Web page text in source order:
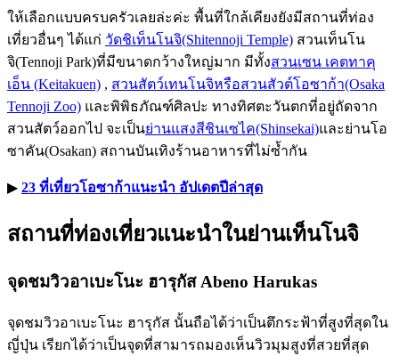
ให้เลือกแบบครบครัวเลยล่ะค่ะ พื้นที่ใกล้เคียงยังมีสถานที่ท่อง
เที่ยวอื่นๆ ได้แก่ วัดชิเท็นโนจิ(Shitennoji Temple) สวนเท็นโน
จิ(Tennoji Park)ที่มีขนาดกว้างใหญ่มาก มีทั้งสวนเซน เคตทาคุ
เอ็น (Keitakuen) , สวนสัตว์เทนโนจิหรือสวนสัวต์โอซาก้า(Osaka
Tennoji Zoo) และพิพิธภัณฑ์ศิลปะ ทางทิศตะวันตกที่อยู่ถัดจาก
สวนสัตว์ออกไป จะเป็นย่านแสงสีชินเซไค(Shinsekai)และย่านโอ
ซาคัน(Osakan) สถานบันเทิงร้านอาหารที่ไม่ซ้ำกัน
▶︎ 23 ที่เที่ยวโอซาก้าแนะนำ อัปเดตปีล่าสุด
สถานที่ท่องเที่ยวแนะนำในย่านเท็นโนจิ
จุดชมวิวอาเบะโนะ ฮารุกัส Abeno Harukas
จุดชมวิวอาเบะโนะ ฮารุกัส นั้นถือได้ว่าเป็นตึกระฟ้าที่สูงที่สุดใน
ญี่ปุ่น เรียกได้ว่าเป็นจุดที่สามารถมองเห็นวิวมุมสูงที่สวยที่สุด